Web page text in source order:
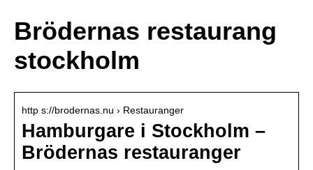
Brödernas restaurang
stockholm
http s://brodernas.nu › Restauranger
Hamburgare i Stockholm –
Brödernas restauranger